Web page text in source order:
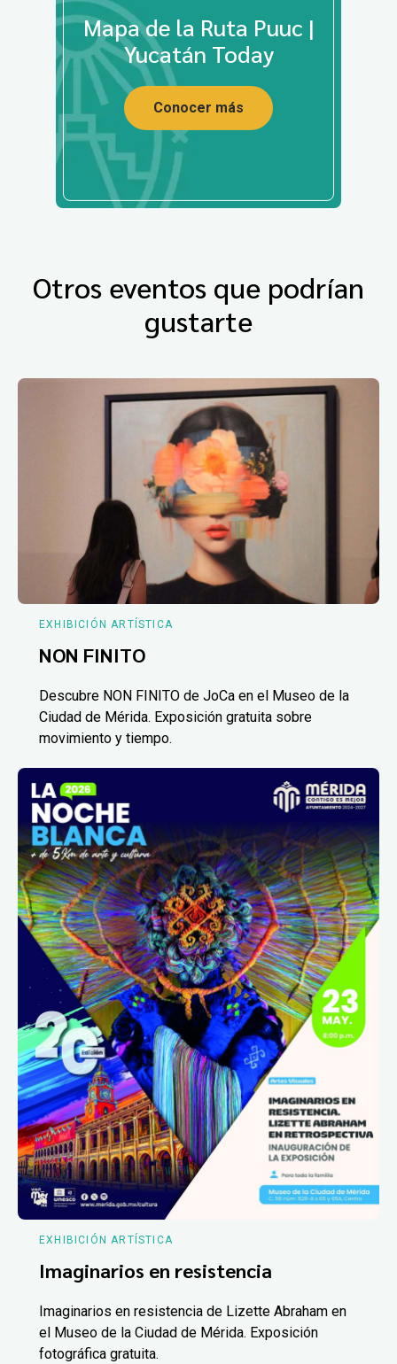
Mapa de la Ruta Puuc |
Yucatán Today
Conocer más
Otros eventos que podrían
gustarte
EXHIBICIÓN ARTÍSTICA
NON FINITO
Descubre NON FINITO de JoCa en el Museo de la
Ciudad de Mérida. Exposición gratuita sobre
movimiento y tiempo.
EXHIBICIÓN ARTÍSTICA
Imaginarios en resistencia
Imaginarios en resistencia de Lizette Abraham en
el Museo de la Ciudad de Mérida. Exposición
fotográfica gratuita.